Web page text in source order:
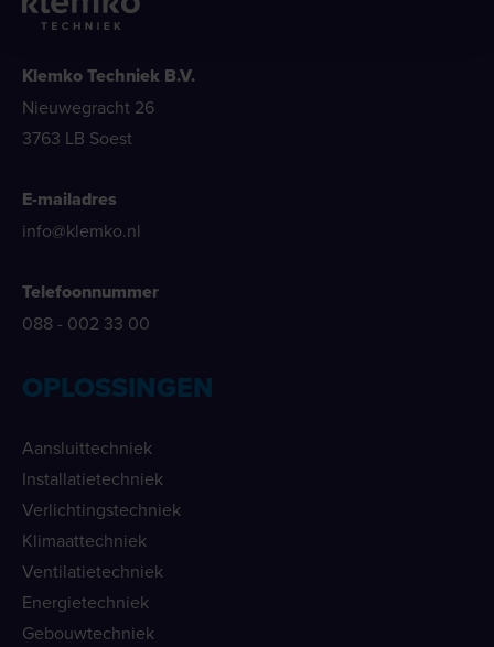
Klemko Techniek B.V.
Nieuwegracht 26
3763 LB Soest
E-mailadres
info@klemko.nl
Telefoonnummer
088 - 002 33 00
OPLOSSINGEN
Aansluittechniek
Installatietechniek
Verlichtingstechniek
Klimaattechniek
Ventilatietechniek
Energietechniek
Gebouwtechniek